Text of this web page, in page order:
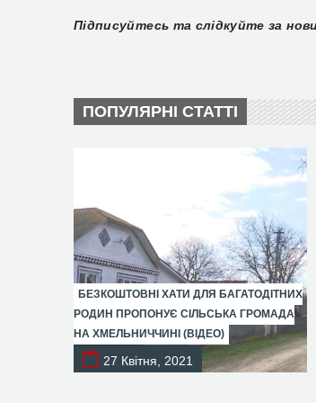
Підписуйтесь та слідкуйте за
ПОПУЛЯРНІ СТАТТІ
БЕЗКОШТОВНІ ХАТИ ДЛЯ БАГАТОДІТНИХ
РОДИН ПРОПОНУЄ СІЛЬСЬКА ГРОМАДА
НА ХМЕЛЬНИЧЧИНІ (ВІДЕО)
27 Квітня, 2021